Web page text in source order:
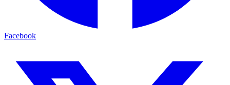
Facebook